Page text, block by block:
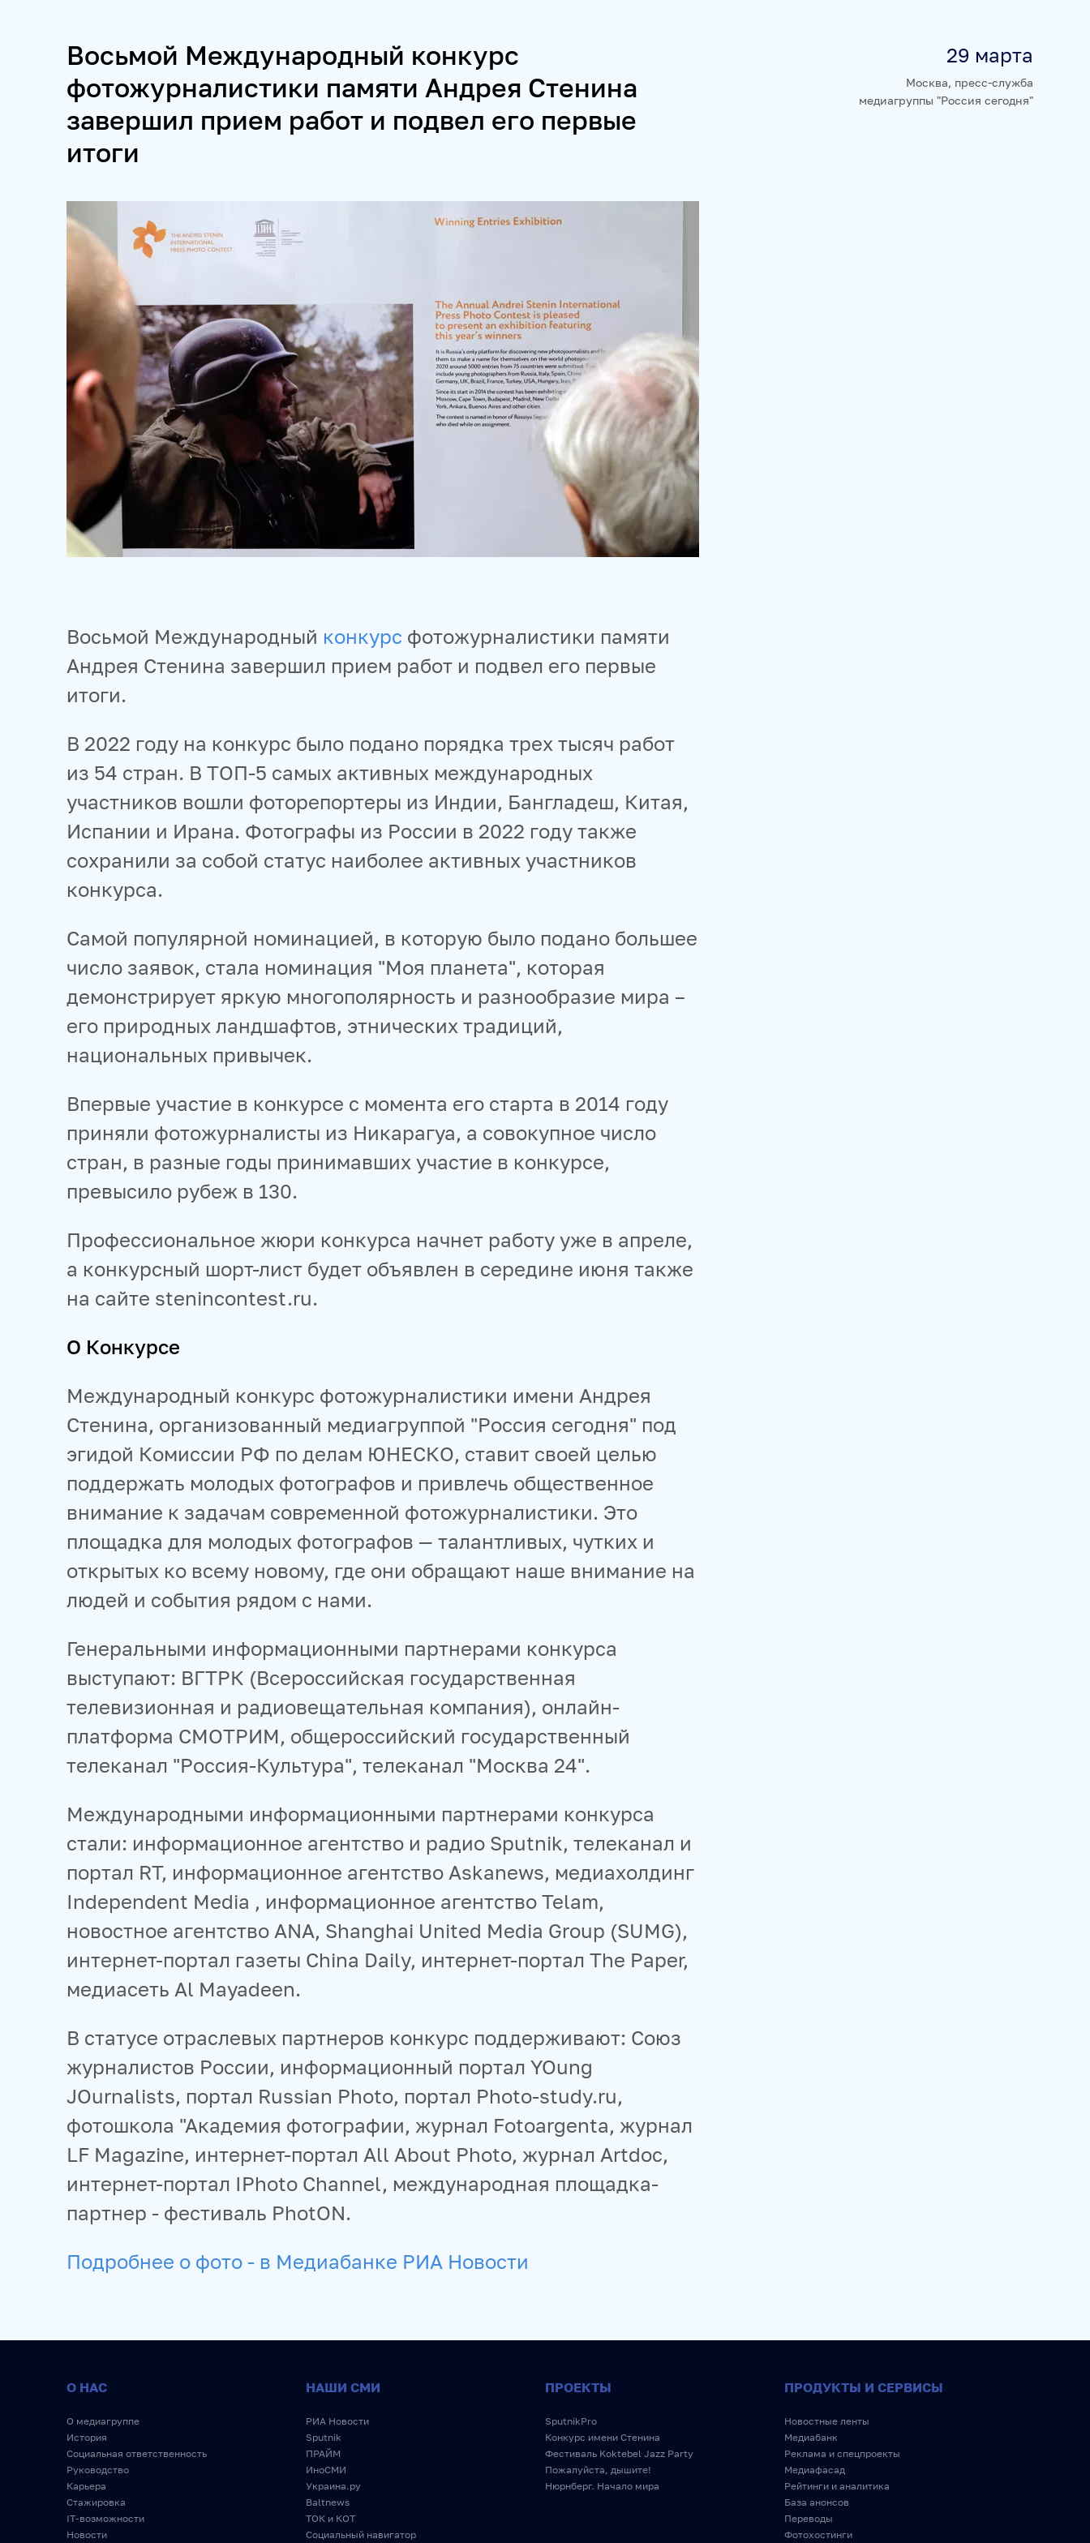
SPUTNIKPRO КОНКУРС ИМЕНИ СТЕНИНА ФЕСТИВАЛЬ KOKTEBEL JAZZ PARTY
ПРОДУКТЫ И СЕРВИСЫ
ФОТОХОСТИНГИ
МУЛЬТИМЕДИЙНЫЙ ПРЕСС-ЦЕНТР
29 марта
Москва, пресс-служба
медиагруппы "Россия сегодня"
Восьмой Международный конкурс
фотожурналистики памяти Андрея Стенина
завершил прием работ и подвел его первые
итоги
Восьмой Международный конкурс фотожурналистики памяти
Андрея Стенина завершил прием работ и подвел его первые
итоги.
В 2022 году на конкурс было подано порядка трех тысяч работ
из 54 стран. В ТОП-5 самых активных международных
участников вошли фоторепортеры из Индии, Бангладеш, Китая,
Испании и Ирана. Фотографы из России в 2022 году также
сохранили за собой статус наиболее активных участников
конкурса.
Самой популярной номинацией, в которую было подано большее
число заявок, стала номинация "Моя планета", которая
демонстрирует яркую многополярность и разнообразие мира –
его природных ландшафтов, этнических традиций,
национальных привычек.
Впервые участие в конкурсе с момента его старта в 2014 году
приняли фотожурналисты из Никарагуа, а совокупное число
стран, в разные годы принимавших участие в конкурсе,
превысило рубеж в 130.
Профессиональное жюри конкурса начнет работу уже в апреле,
а конкурсный шорт-лист будет объявлен в середине июня также
на сайте stenincontest.ru.
О Конкурсе
Международный конкурс фотожурналистики имени Андрея
Стенина, организованный медиагруппой "Россия сегодня" под
эгидой Комиссии РФ по делам ЮНЕСКО, ставит своей целью
поддержать молодых фотографов и привлечь общественное
внимание к задачам современной фотожурналистики. Это
площадка для молодых фотографов — талантливых, чутких и
открытых ко всему новому, где они обращают наше внимание на
людей и события рядом с нами.
Генеральными информационными партнерами конкурса
выступают: ВГТРК (Всероссийская государственная
телевизионная и радиовещательная компания), онлайн-
платформа СМОТРИМ, общероссийский государственный
телеканал "Россия-Культура", телеканал "Москва 24".
Международными информационными партнерами конкурса
стали: информационное агентство и радио Sputnik, телеканал и
портал RT, информационное агентство Askanews, медиахолдинг
Independent Media , информационное агентство Telam,
новостное агентство ANA, Shanghai United Media Group (SUMG),
интернет-портал газеты China Daily, интернет-портал The Paper,
медиасеть Al Mayadeen.
В статусе отраслевых партнеров конкурс поддерживают: Союз
журналистов России, информационный портал YOung
JOurnalists, портал Russian Photo, портал Photo-study.ru,
фотошкола "Академия фотографии, журнал Fotoargenta, журнал
LF Magazine, интернет-портал All About Photo, журнал Artdoc,
интернет-портал IPhoto Channel, международная площадка-
партнер - фестиваль PhotON.
Подробнее о фото - в Медиабанке РИА Новости
О НАС
О медиагруппе
История
Социальная ответственность
Руководство
Карьера
Стажировка
IT-возможности
Новости
НАШИ СМИ
РИА Новости
Sputnik
ПРАЙМ
ИноСМИ
Украина.ру
Baltnews
ТОК и КОТ
Социальный навигатор
ПРОЕКТЫ
SputnikPro
Конкурс имени Стенина
Фестиваль Koktebel Jazz Party
Пожалуйста, дышите!
Нюрнберг. Начало мира
ПРОДУКТЫ И СЕРВИСЫ
Новостные ленты
Медиабанк
Реклама и спецпроекты
Медиафасад
Рейтинги и аналитика
База анонсов
Переводы
Фотохостинги